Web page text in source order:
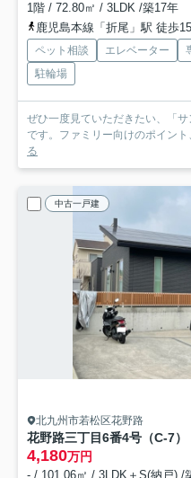
1階 / 72.80㎡ / 3LDK /築17年
鹿児島本線「折尾」駅 徒歩
ペット相談 エレベーター
駐輪場
ぜひ一度見ていただきたい、「サ
です。ファミリー向けのポイン
る
中古一戸建
北九州市若松区花野路
花野路三丁目6番4号（C-7）
4,180万円
- / 101.06㎡ / 3LDK＋S(納戸) /